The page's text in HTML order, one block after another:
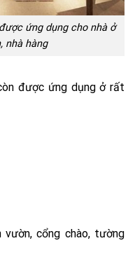
ứng dụng cho nhà ở
nhà hàng
được ứng dụng ở rất
cổng chào, tường